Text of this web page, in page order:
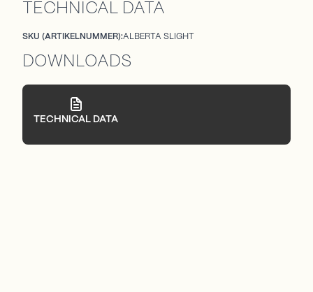
TECHNICAL DATA
SKU (ARTIKELNUMMER):ALBERTA SLIGHT
DOWNLOADS
TECHNICAL DATA